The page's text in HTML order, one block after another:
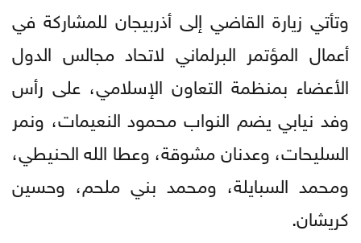
وتأتي زيارة القاضي إلى أذربيجان للمشاركة في
أعمال المؤتمر البرلماني لاتحاد مجالس الدول
الأعضاء بمنظمة التعاون الإسلامي، على رأس
وفد نيابي يضم النواب محمود النعيمات، ونمر
السليحات، وعدنان مشوقة، وعطا الله الحنيطي،
ومحمد السبايلة، ومحمد بني ملحم، وحسين
كريشان.